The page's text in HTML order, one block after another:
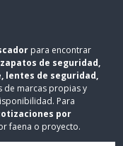
para encontrar
zapatos de seguridad,
lentes de seguridad,
de marcas propias y
Para
por
faena o proyecto.